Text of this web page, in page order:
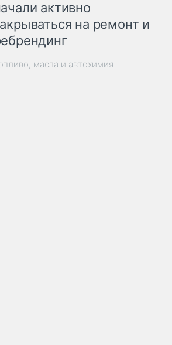
активно
на ремонт и
масла и автохимия